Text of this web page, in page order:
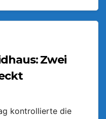
Zwei
kontrollierte die